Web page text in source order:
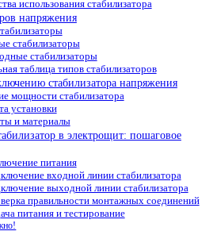
использования стабилизатора
напряжения
стабилизаторы
стабилизаторы
таблица типов стабилизаторов
стабилизатора напряжения
мощности стабилизатора
установки
и материалы
в электрощит: пошаговое
питания
входной линии стабилизатора
выходной линии стабилизатора
правильности монтажных соединений
питания и тестирование